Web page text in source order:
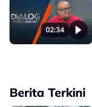
02:34
Berita Terkini